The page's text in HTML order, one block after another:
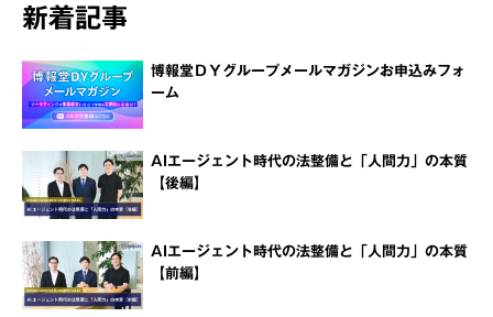
新着記事
博報堂ＤＹグループメールマガジンお申込みフォ
ーム
AIエージェント時代の法整備と「人間力」の本質
【後編】
AIエージェント時代の法整備と「人間力」の本質
【前編】